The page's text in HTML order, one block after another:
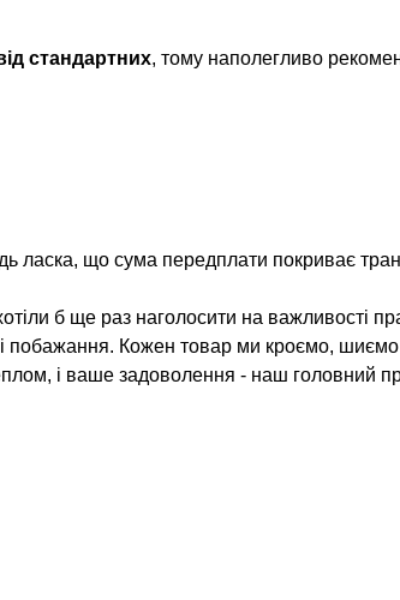
стандартних, тому наполегливо
ласка, що сума передплати покриває
б ще раз наголосити на важливості
побажання. Кожен товар ми кроємо,
і ваше задоволення - наш головний